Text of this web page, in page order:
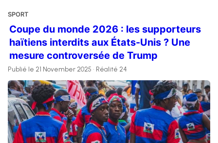
SPORT
Coupe du monde 2026 : les supporteurs
haïtiens interdits aux États-Unis ? Une
mesure controversée de Trump
Publié le 21 November 2025 • Réalité 24